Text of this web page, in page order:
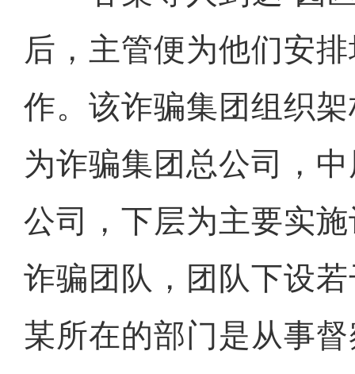
后，主管便为他们安
作。该诈骗集团组织
为诈骗集团总公司，
公司，下层为主要实
诈骗团队，团队下设
某所在的部门是从事